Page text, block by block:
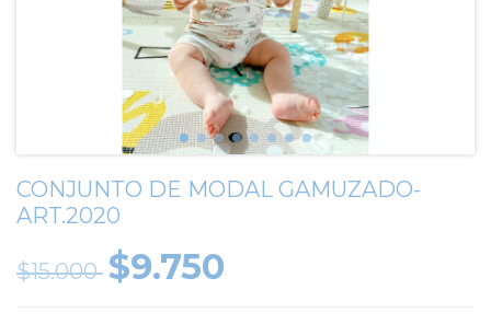
CONJUNTO DE MODAL GAMUZADO-
ART.2020
$15.000 $9.750